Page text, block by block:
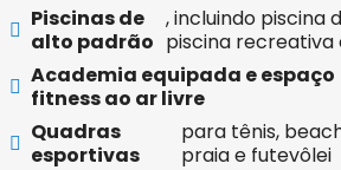
Piscinas de
alto padrão
, incluindo piscina
piscina recreativa
Academia equipada e espaço
fitness ao ar livre
Quadras
esportivas
para tênis,
praia e futevôlei